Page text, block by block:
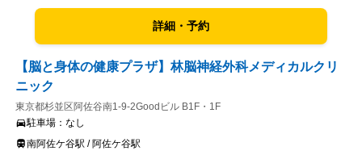
詳細・予約
【脳と身体の健康プラザ】林脳神経外科メディカルクリ
ニック
東京都杉並区阿佐谷南1-9-2Goodビル B1F・1F
駐車場： なし
南阿佐ケ谷駅 / 阿佐ケ谷駅